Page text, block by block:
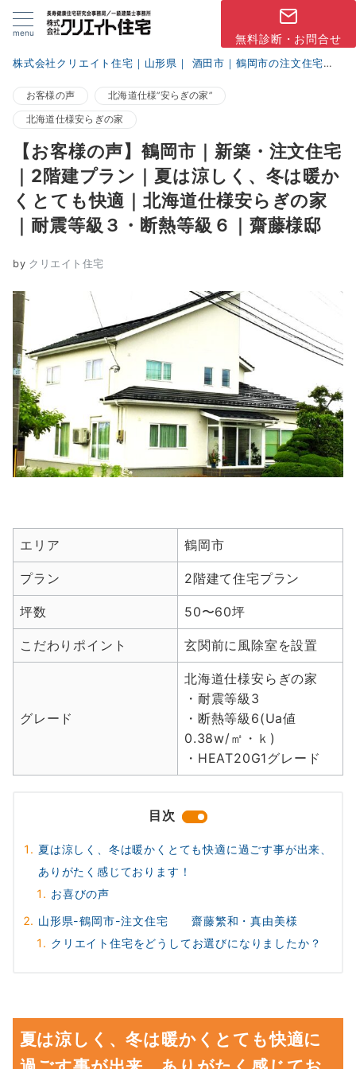
menu 無料診断・お問合せ
株式会社クリエイト住宅｜山形県｜ 酒田市｜鶴岡市の注文住宅
お客様の声 北海道仕様”安らぎの家”
北海道仕様安らぎの家
【お客様の声】鶴岡市｜新築・注文住宅
｜2階建プラン｜夏は涼しく、冬は暖か
くとても快適｜北海道仕様安らぎの家
｜耐震等級３・断熱等級６｜齋藤様邸
by クリエイト住宅
エリア 鶴岡市
プラン 2階建て住宅プラン
坪数 50〜60坪
こだわりポイント 玄関前に風除室を設置
グレード
北海道仕様安らぎの家
・耐震等級3
・断熱等級6(Ua値
0.38w/㎡・ｋ)
・HEAT20G1グレード
目次
夏は涼しく、冬は暖かくとても快適に過ごす事が出来、
ありがたく感じております！
お喜びの声
山形県-鶴岡市-注文住宅 齋藤繁和・真由美様
クリエイト住宅をどうしてお選びになりましたか？
夏は涼しく、冬は暖かくとても快適に